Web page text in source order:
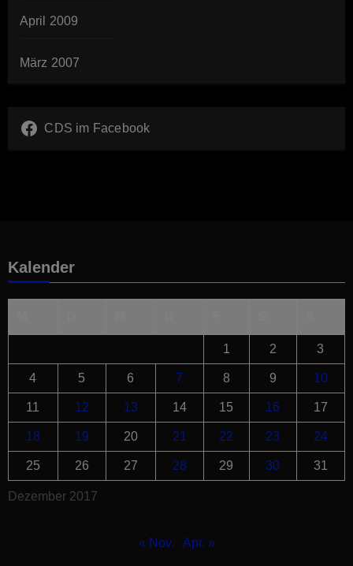
April 2009
März 2007
CDS im Facebook
Kalender
Dezember 2017
1 2 3
4 5 6 7 8 9 10
11 12 13 14 15 16 17
18 19 20 21 22 23 24
25 26 27 28 29 30 31
« Nov. Apr. »